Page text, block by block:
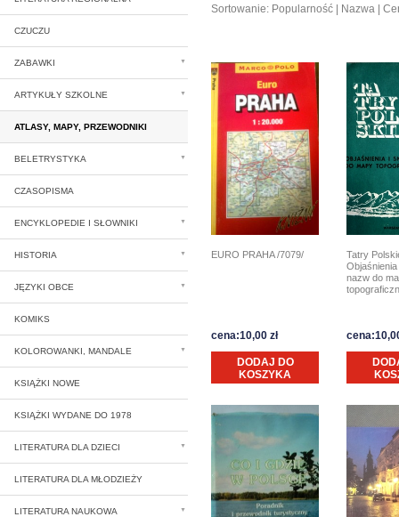
CZUCZU
ZABAWKI
ARTYKUŁY SZKOLNE
ATLASY, MAPY, PRZEWODNIKI
BELETRYSTYKA
CZASOPISMA
ENCYKLOPEDIE I SŁOWNIKI
HISTORIA
JĘZYKI OBCE
KOMIKS
KOLOROWANKI, MANDALE
KSIĄŻKI NOWE
KSIĄŻKI WYDANE DO 1978
LITERATURA DLA DZIECI
LITERATURA DLA MŁODZIEŻY
LITERATURA NAUKOWA
Sortowanie: Popularność Nazwa
EURO PRAHA /7079/
cena:10,00 zł
DODAJ DO
KOSZYKA
Tatry
nazw do